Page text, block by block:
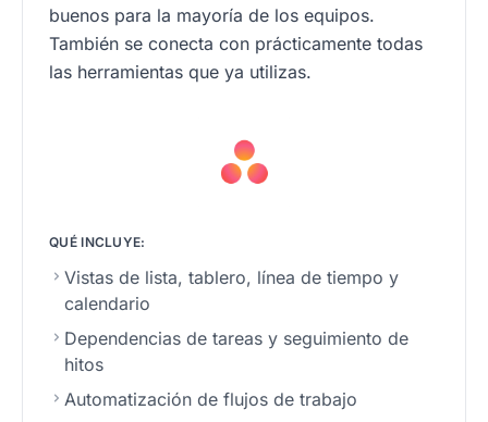
buenos para la mayoría de los equipos.
También se conecta con prácticamente todas
las herramientas que ya utilizas.
QUÉ INCLUYE:
Vistas de lista, tablero, línea de tiempo y
calendario
Dependencias de tareas y seguimiento de
hitos
Automatización de flujos de trabajo